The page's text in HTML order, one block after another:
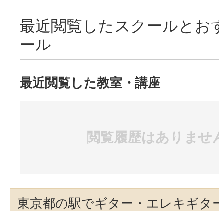
最近閲覧したスクールとお
ール
最近閲覧した教室・講座
閲覧履歴はありませ
東京都の駅でギター・エレキギタ